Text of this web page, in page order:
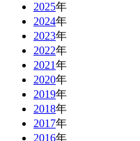
2025年
2024年
2023年
2022年
2021年
2020年
2019年
2018年
2017年
2016年